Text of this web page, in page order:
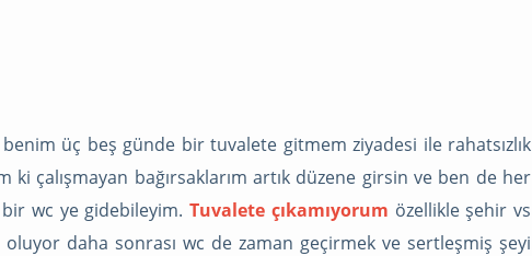
üç beş günde bir tuvalete gitmem ziyadesi ile rahatsızlık
çalışmayan bağırsaklarım artık düzene girsin ve ben de her
wc ye gidebileyim.Tuvalete çıkamıyorum özellikle şehir vs
oluyor daha sonrası wc de zaman geçirmek ve sertleşmiş şeyi